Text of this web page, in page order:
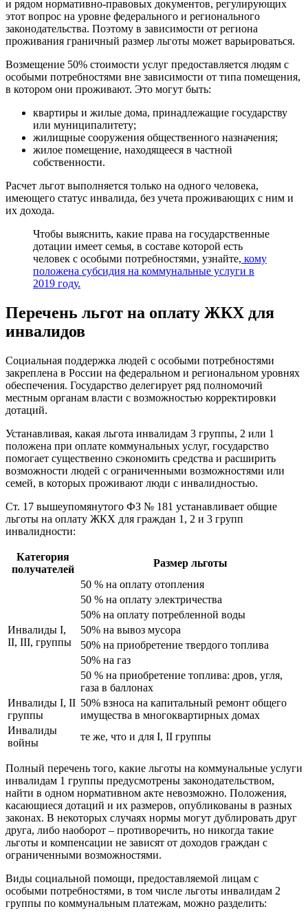
и рядом нормативно-правовых документов, регулирующих
этот вопрос на уровне федерального и регионального
законодательства. Поэтому в зависимости от региона
проживания граничный размер льготы может варьироваться.
Возмещение 50% стоимости услуг предоставляется людям с
особыми потребностями вне зависимости от типа помещения,
в котором они проживают. Это могут быть:
квартиры и жилые дома, принадлежащие государству
или муниципалитету;
жилищные сооружения общественного назначения;
жилое помещение, находящееся в частной
собственности.
Расчет льгот выполняется только на одного человека,
имеющего статус инвалида, без учета проживающих с ним и
их дохода.
Чтобы выяснить, какие права на государственные
дотации имеет семья, в составе которой есть
человек с особыми потребностями, узнайте, кому
положена субсидия на коммунальные услуги в
2019 году.
Перечень льгот на оплату ЖКХ для
инвалидов
Социальная поддержка людей с особыми потребностями
закреплена в России на федеральном и региональном уровнях
обеспечения. Государство делегирует ряд полномочий
местным органам власти с возможностью корректировки
дотаций.
Устанавливая, какая льгота инвалидам 3 группы, 2 или 1
положена при оплате коммунальных услуг, государство
помогает существенно сэкономить средства и расширить
возможности людей с ограниченными возможностями или
семей, в которых проживают люди с инвалидностью.
Ст. 17 вышеупомянутого ФЗ № 181 устанавливает общие
льготы на оплату ЖКХ для граждан 1, 2 и 3 групп
инвалидности:
Категория
получателей
Размер льготы
Инвалиды I,
II, III, группы
50 % на оплату отопления
50 % на оплату электричества
50% на оплату потребленной воды
50% на вывоз мусора
50% на приобретение твердого топлива
50% на газ
50 % на приобретение топлива: дров, угля,
газа в баллонах
Инвалиды I, II
группы
50% взноса на капитальный ремонт общего
имущества в многоквартирных домах
Инвалиды
войны
те же, что и для I, II группы
Полный перечень того, какие льготы на коммунальные услуги
инвалидам 1 группы предусмотрены законодательством,
найти в одном нормативном акте невозможно. Положения,
касающиеся дотаций и их размеров, опубликованы в разных
законах. В некоторых случаях нормы могут дублировать друг
друга, либо наоборот – противоречить, но никогда такие
льготы и компенсации не зависят от доходов граждан с
ограниченными возможностями.
Виды социальной помощи, предоставляемой лицам с
особыми потребностями, в том числе льготы инвалидам 2
группы по коммунальным платежам, можно разделить: